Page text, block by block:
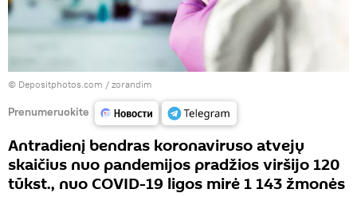
© Depositphotos.com / zorandim
Prenumeruokite
Antradienį bendras koronaviruso atvejų
skaičius nuo pandemijos pradžios viršijo 120
tūkst., nuo COVID-19 ligos mirė 1 143 žmonės